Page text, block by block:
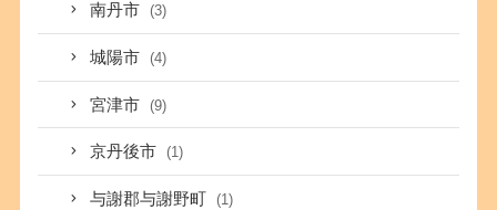
南丹市 (3)
城陽市 (4)
宮津市 (9)
京丹後市 (1)
与謝郡与謝野町 (1)